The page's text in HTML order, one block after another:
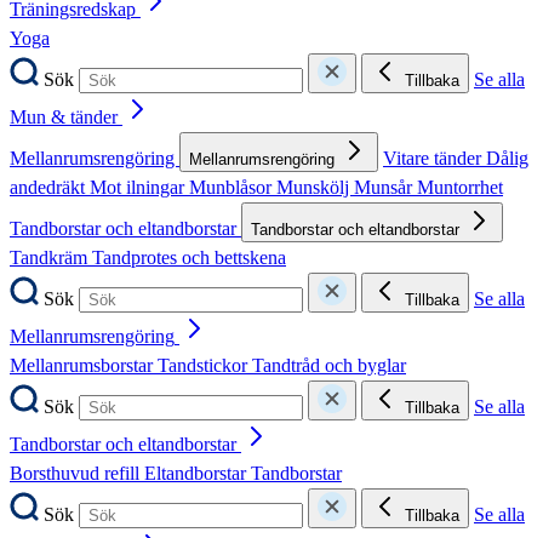
Träningsredskap
Yoga
Sök
Tillbaka
Se alla
Mun & tänder
Mellanrumsrengöring
Mellanrumsrengöring Vitare tänderDålig
andedräktMot ilningarMunblåsorMunskölj MunsårMuntorrhet
Tandborstar och eltandborstar
Tandborstar och eltandborstar
Tandkräm Tandprotes och bettskena
Sök
Tillbaka
Se alla
Mellanrumsrengöring
MellanrumsborstarTandstickorTandtråd och byglar
Sök
Tillbaka
Se alla
Tandborstar och eltandborstar
Borsthuvud refill EltandborstarTandborstar
Sök
Tillbaka
Se alla